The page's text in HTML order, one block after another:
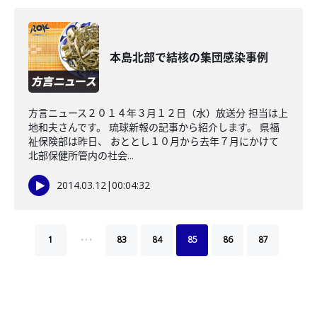
本島北部で結核の集団感染事例
方言ニュース２０１４年３月１２日（水）放送分 担当は上
地和夫さんです。 琉球新報の記事から紹介します。 県福
祉保険部は昨日、 おととし１０月から去年７月にかけて
北部保健所管内の社会...
2014.03.12|00:04:32
1 … 83 84 85 86 87